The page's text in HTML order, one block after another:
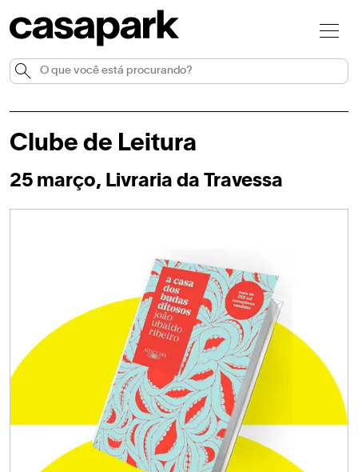
Clube de Leitura
25 março, Livraria da Travessa